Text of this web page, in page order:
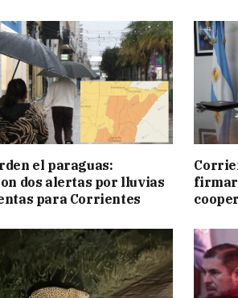
el paraguas:
dos alertas por lluvias
para Corrientes